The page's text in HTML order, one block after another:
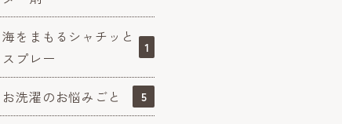
海をまもるシャチッと
スプレー
1
お洗濯のお悩みごと 5